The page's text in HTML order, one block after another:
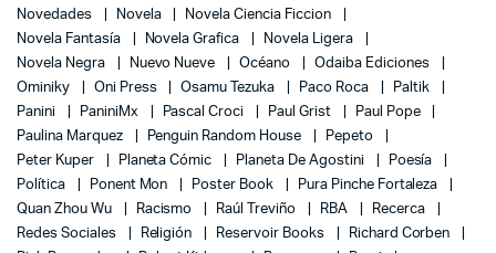
Novedades
Novela
Novela Ciencia Ficcion
Novela Fantasía
Novela Grafica
Novela Ligera
Novela Negra
Nuevo Nueve Océano
Odaiba Ediciones
Ominiky
Oni Press Osamu Tezuka Paco Roca
Paltik
Panini
PaniniMx Pascal Croci Paul Grist
Paul Pope
Paulina Marquez
Penguin Random House
Pepeto
Peter Kuper
Planeta Cómic Planeta De Agostini
Poesía
Política
Ponent Mon Poster Book
Pura Pinche Fortaleza
Quan Zhou Wu
Racismo Raúl Treviño RBA
Recerca
Redes Sociales
Religión Reservoir Books
Richard Corben